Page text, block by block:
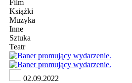
Film
Książki
Muzyka
Inne
Sztuka
Teatr
02.09.2022